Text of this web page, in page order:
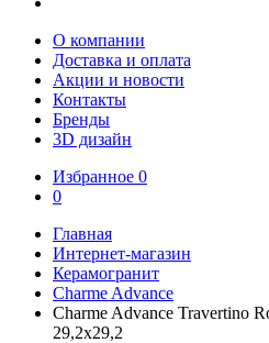
О компании
Доставка и оплата
Акции и новости
Контакты
Бренды
3D дизайн
Избранное 0
0
Главная
Интернет-магазин
Керамогранит
Charme Advance
Charme Advance Travertino
29,2x29,2